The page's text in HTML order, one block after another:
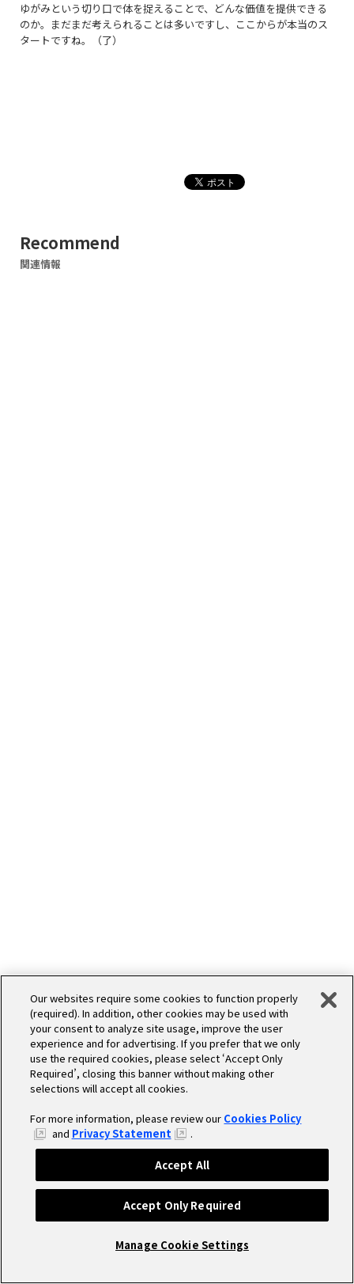
ゆがみという切り口で体を捉えることで、どんな価値を提供できる
のか。まだまだ考えられることは多いですし、ここからが本当のス
タートですね。（了）
Recommend
関連情報
WORKS デザイン
Our websites require some cookies to function properly
(required). In addition, other cookies may be used with
your consent to analyze site usage, improve the user
experience and for advertising. If you prefer that we only
use the required cookies, please select ‘Accept Only
Required’, closing this banner without making other
selections will accept all cookies.
For more information, please review our Cookies Policy
and Privacy Statement .
Manage Cookie Settings
Accept Only Required
Accept All